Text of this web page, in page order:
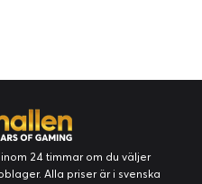
24 timmar om du väljer
Alla priser är i svenska